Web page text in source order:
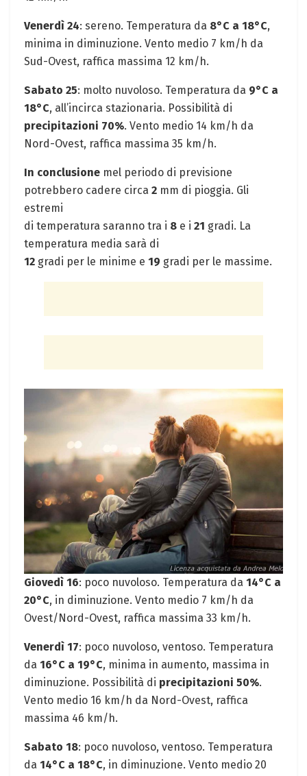
Venerdì 24: sereno. Temperatura da 8°C a 18°C,
minima in diminuzione. Vento medio 7 km/h da
Sud-Ovest, raffica massima 12 km/h.
Sabato 25: molto nuvoloso. Temperatura da 9°C a
18°C, all’incirca stazionaria. Possibilità di
precipitazioni 70%. Vento medio 14 km/h da
Nord-Ovest, raffica massima 35 km/h.
In conclusione mel periodo di previsione
potrebbero cadere circa 2 mm di pioggia. Gli
estremi
di temperatura saranno tra i 8 e i 21 gradi. La
temperatura media sarà di
12 gradi per le minime e 19 gradi per le massime.
Giovedì 16: poco nuvoloso. Temperatura da 14°C a
20°C, in diminuzione. Vento medio 7 km/h da
Ovest/Nord-Ovest, raffica massima 33 km/h.
Venerdì 17: poco nuvoloso, ventoso. Temperatura
da 16°C a 19°C, minima in aumento, massima in
diminuzione. Possibilità di precipitazioni 50%.
Vento medio 16 km/h da Nord-Ovest, raffica
massima 46 km/h.
Sabato 18: poco nuvoloso, ventoso. Temperatura
da 14°C a 18°C, in diminuzione. Vento medio 20